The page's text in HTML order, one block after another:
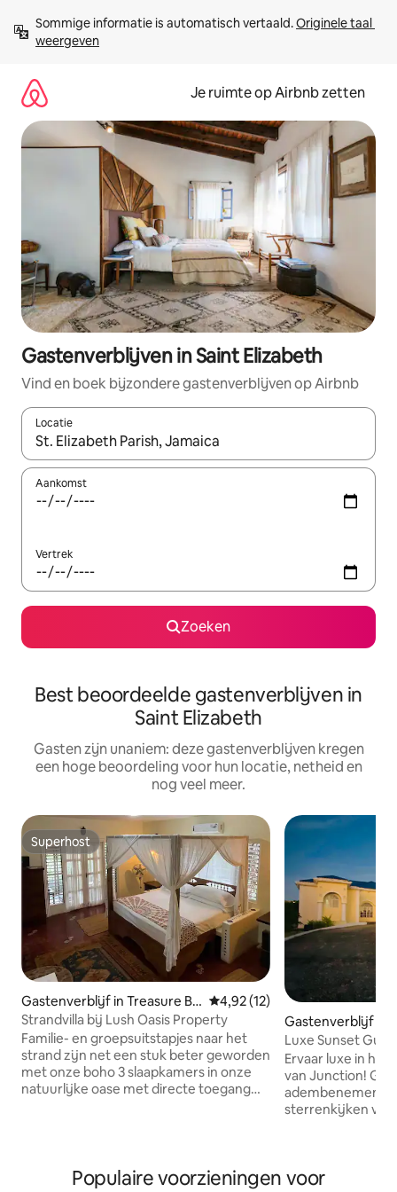
direct
naar
Sommige informatie is automatisch vertaald. Originele taal
weergeven
Je ruimte op Airbnb zetten
Gastenverblijven in Saint Elizabeth
Vind en boek bijzondere gastenverblijven op Airbnb
Locatie
Wanneer er suggesties beschikbaar zijn, maak je een keuze
Aankomst
Vertrek
Zoeken
Best beoordeelde gastenverblijven in
Saint Elizabeth
Gasten zijn unaniem: deze gastenverblijven kregen
een hoge beoordeling voor hun locatie, netheid en
nog veel meer.
Superhost
Superhost
Gastenverblijf in Treasure Be
ach
Gemiddelde beoordeling van
4,92 (12)
Strandvilla bij Lush Oasis Property
Familie- en groepsuitstapjes naar het
strand zijn net een stuk beter geworden
met onze boho 3 slaapkamers in onze
natuurlijke oase met directe toegang
badkamers. Deze luxe villa omvat alle
Gastenverblijf in
Luxe Sunset
Mountain &
Ervaar luxe in
van Junction!
sterrenkijken
volledige privacy.
Populaire voorzieningen voor